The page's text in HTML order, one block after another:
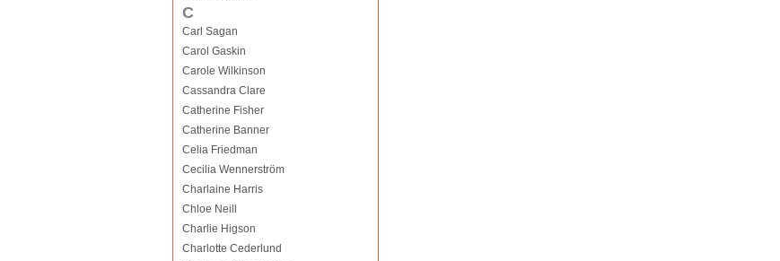
C
Carl Sagan
Carol Gaskin
Carole Wilkinson
Cassandra Clare
Catherine Fisher
Catherine Banner
Celia Friedman
Cecilia Wennerström
Charlaine Harris
Chloe Neill
Charlie Higson
Charlotte Cederlund